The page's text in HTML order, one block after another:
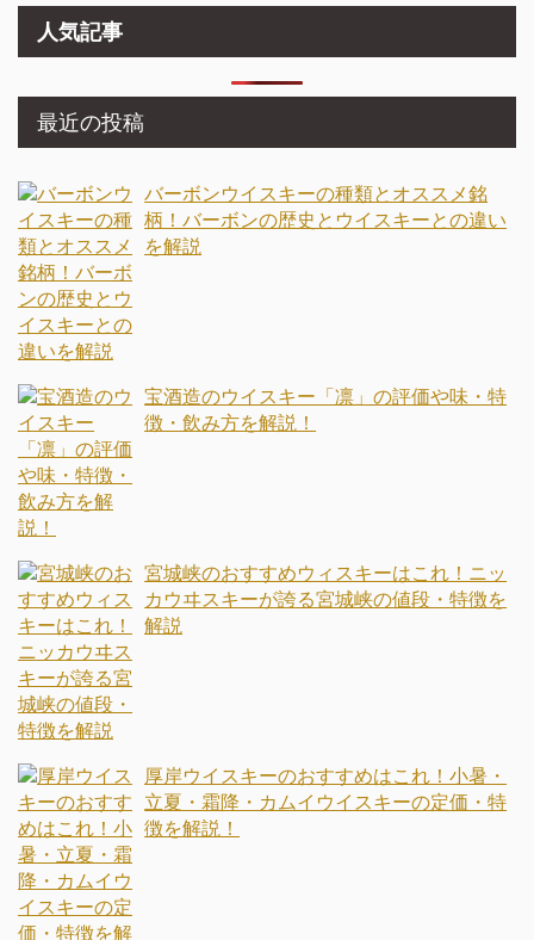
人気記事
最近の投稿
バーボンウイスキーの種類とオススメ銘
柄！バーボンの歴史とウイスキーとの違い
を解説
宝酒造のウイスキー「凛」の評価や味・特
徴・飲み方を解説！
宮城峡のおすすめウィスキーはこれ！ニッ
カウヰスキーが誇る宮城峡の値段・特徴を
解説
厚岸ウイスキーのおすすめはこれ！小暑・
立夏・霜降・カムイウイスキーの定価・特
徴を解説！